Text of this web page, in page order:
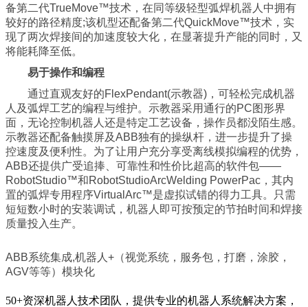
备第二代TrueMove™技术，在同等级轻型弧焊机器人中拥有
较好的路径精度;该机型还配备第二代QuickMove™技术，实
现了两次焊接间的加速度较大化，在显著提升产能的同时，又
将能耗降至低。
易于操作和编程
通过直观友好的FlexPendant(示教器)，可轻松完成机器
人及弧焊工艺的编程与维护。示教器采用通行的PC图形界
面，无论控制机器人还是特定工艺设备，操作员都没陌生感。
示教器还配备触摸屏及ABB独有的操纵杆，进一步提升了操
控速度及便利性。为了让用户充分享受离线模拟编程的优势，
ABB还提供广受追捧、可靠性和性价比超高的软件包——
RobotStudio™和RobotStudioArcWelding PowerPac，其内
置的弧焊专用程序VirtualArc™是虚拟试错的得力工具。只需
短短数小时的安装调试，机器人即可按预定的节拍时间和焊接
质量投入生产。
ABB系统集成,机器人+（视觉系统，服务包，打磨，涂胶，
AGV等等）模块化
50+资深机器人技术团队， 提供专业的机器人系统解决方案，